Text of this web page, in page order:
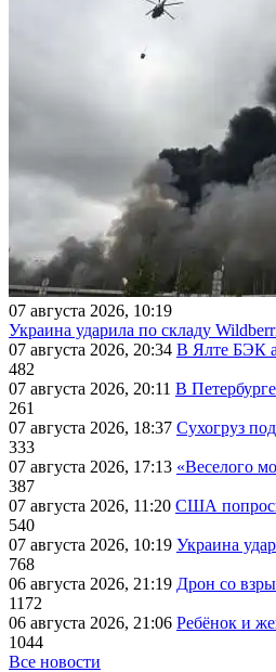
07 августа 2026, 10:19
Украина ударила по складу
07 августа 2026, 20:34 В Ялте БЭК
482
07 августа 2026, 20:11 В
261
07 августа 2026, 18:37 Сухогруз
333
07 августа 2026, 17:13 «Веселого
387
07 августа 2026, 11:20 США
540
07 августа 2026, 10:19 Украина
768
06 августа 2026, 21:19 Дрон со
1172
06 августа 2026, 21:06 Ребёнок и
1044
Все новости